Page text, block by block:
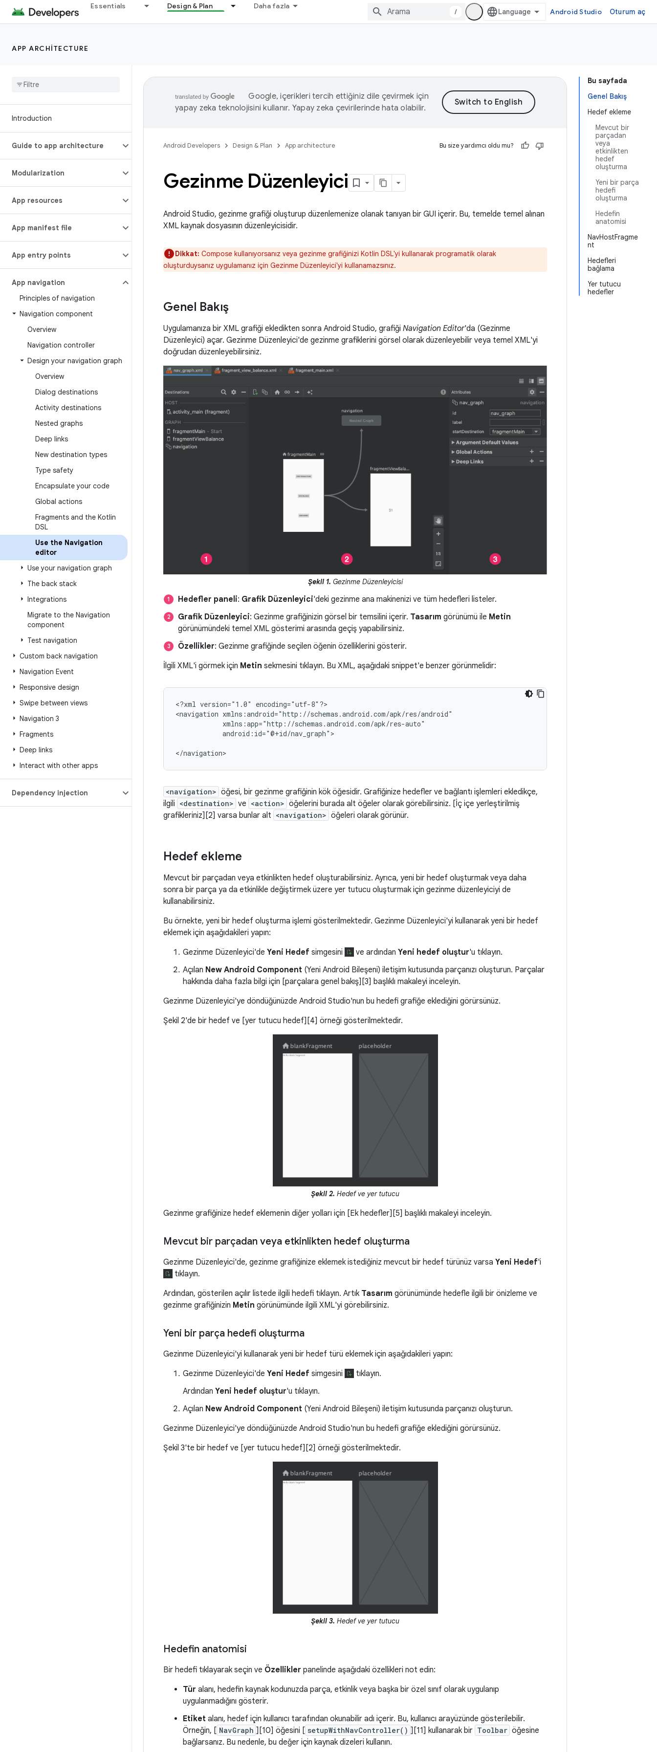
Essentials Design & Plan Daha fazla
/ Android Studio Oturum aç
APP ARCHITECTURE
Introduction
Guide to app architecture
Modularization
App resources
App manifest file
App entry points
App navigation
Principles of navigation
Navigation component
Overview
Navigation controller
Design your navigation graph
Overview
Dialog destinations
Activity destinations
Nested graphs
Deep links
New destination types
Type safety
Encapsulate your code
Global actions
Fragments and the Kotlin
DSL
Use the Navigation
editor
Use your navigation graph
The back stack
Integrations
Migrate to the Navigation
component
Test navigation
Custom back navigation
Navigation Event
Responsive design
Swipe between views
Navigation 3
Fragments
Deep links
Interact with other apps
Dependency injection
Bu sayfada
Genel Bakış
Hedef ekleme
Mevcut bir
parçadan
veya
etkinlikten
hedef
oluşturma
Yeni bir parça
hedefi
oluşturma
Hedefin
anatomisi
NavHostFragme
nt
Hedefleri
bağlama
Yer tutucu
hedefler
Google, içerikleri tercih ettiğiniz dile çevirmek için
yapay zeka teknolojisini kullanır. Yapay zeka çevirilerinde hata olabilir.
Android Developers Design & Plan App architecture Bu size yardımcı oldu mu?
Gezinme Düzenleyici
Android Studio, gezinme grafiği oluşturup düzenlemenize olanak tanıyan bir GUI içerir. Bu, temelde temel alınan
XML kaynak dosyasının düzenleyicisidir.
Dikkat: Compose kullanıyorsanız veya gezinme grafiğinizi Kotlin DSL'yi kullanarak programatik olarak
oluşturduysanız uygulamanız için Gezinme Düzenleyici'yi kullanamazsınız.
Genel Bakış
Uygulamanıza bir XML grafiği ekledikten sonra Android Studio, grafiği Navigation Editor'da (Gezinme
Düzenleyici) açar. Gezinme Düzenleyici'de gezinme grafiklerini görsel olarak düzenleyebilir veya temel XML'yi
doğrudan düzenleyebilirsiniz.
Şekil 1. Gezinme Düzenleyicisi
Hedefler paneli: Grafik Düzenleyici'deki gezinme ana makinenizi ve tüm hedefleri listeler.
Grafik Düzenleyici: Gezinme grafiğinizin görsel bir temsilini içerir. Tasarım görünümü ile Metin
görünümündeki temel XML gösterimi arasında geçiş yapabilirsiniz.
Özellikler: Gezinme grafiğinde seçilen öğenin özelliklerini gösterir.
İlgili XML'i görmek için Metin sekmesini tıklayın. Bu XML, aşağıdaki snippet'e benzer görünmelidir:
<?xml version="1.0"
encoding="utf-8"?>
<navigation
android:id="@+id/nav_graph">
<navigation> öğesi, bir gezinme grafiğinin kök öğesidir. Grafiğinize hedefler ve bağlantı işlemleri ekledikçe,
ilgili <destination> ve <action> öğelerini burada alt öğeler olarak görebilirsiniz. [İç içe yerleştirilmiş
grafikleriniz][2] varsa bunlar alt <navigation> öğeleri olarak görünür.
Hedef ekleme
Mevcut bir parçadan veya etkinlikten hedef oluşturabilirsiniz. Ayrıca, yeni bir hedef oluşturmak veya daha
sonra bir parça ya da etkinlikle değiştirmek üzere yer tutucu oluşturmak için gezinme düzenleyiciyi de
kullanabilirsiniz.
Bu örnekte, yeni bir hedef oluşturma işlemi gösterilmektedir. Gezinme Düzenleyici'yi kullanarak yeni bir hedef
eklemek için aşağıdakileri yapın:
Gezinme Düzenleyici'de Yeni Hedef simgesini ve ardındanYeni hedef oluştur'u tıklayın.
Açılan New Android Component (Yeni Android Bileşeni) iletişim kutusunda parçanızı oluşturun. Parçalar
hakkında daha fazla bilgi için [parçalara genel bakış][3] başlıklı makaleyi inceleyin.
Gezinme Düzenleyici'ye döndüğünüzde Android Studio'nun bu hedefi grafiğe eklediğini görürsünüz.
Şekil 2'de bir hedef ve [yer tutucu hedef][4] örneği gösterilmektedir.
Şekil 2. Hedef ve yer tutucu
Gezinme grafiğinize hedef eklemenin diğer yolları için [Ek hedefler][5] başlıklı makaleyi inceleyin.
Mevcut bir parçadan veya etkinlikten hedef oluşturma
Gezinme Düzenleyici'de, gezinme grafiğinize eklemek istediğiniz mevcut bir hedef türünüz varsa Yeni Hedef'i
tıklayın.
Ardından, gösterilen açılır listede ilgili hedefi tıklayın. Artık Tasarım görünümünde hedefle ilgili bir önizleme ve
gezinme grafiğinizin Metin görünümünde ilgili XML'yi görebilirsiniz.
Yeni bir parça hedefi oluşturma
Gezinme Düzenleyici'yi kullanarak yeni bir hedef türü eklemek için aşağıdakileri yapın:
Gezinme Düzenleyici'de Yeni Hedef simgesini
tıklayın.
Ardından Yeni hedef oluştur'u tıklayın.
Açılan New Android Component (Yeni Android Bileşeni) iletişim kutusunda parçanızı oluşturun.
Gezinme Düzenleyici'ye döndüğünüzde Android Studio'nun bu hedefi grafiğe eklediğini görürsünüz.
Şekil 3'te bir hedef ve [yer tutucu hedef][2] örneği gösterilmektedir.
Şekil 3. Hedef ve yer tutucu
Hedefin anatomisi
Bir hedefi tıklayarak seçin ve Özellikler panelinde aşağıdaki özellikleri not edin:
Tür alanı, hedefin kaynak kodunuzda parça, etkinlik veya başka bir özel sınıf olarak uygulanıp
uygulanmadığını gösterir.
Etiket alanı, hedef için kullanıcı tarafından okunabilir adı içerir. Bu, kullanıcı arayüzünde gösterilebilir.
Örneğin, [ NavGraph ][10] öğesini [ setupWithNavController() ][11] kullanarak bir Toolbar öğesine
bağlarsanız. Bu nedenle, bu değer için kaynak dizeleri kullanın.